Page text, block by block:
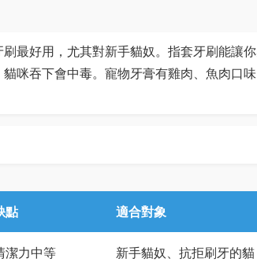
最好用，尤其對新手貓奴。指套牙刷能讓
咪吞下會中毒。寵物牙膏有雞肉、魚肉口
點 適合對象
潔力中等 新手貓奴、抗拒刷牙的貓